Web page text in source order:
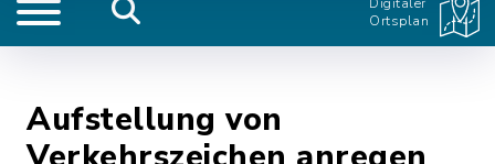
Ortsplan
Aufstellung von